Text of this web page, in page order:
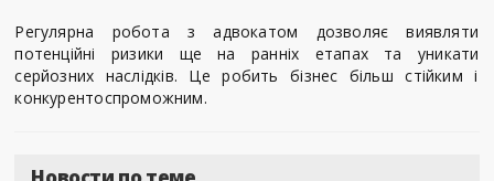
Регулярна робота з адвокатом дозволяє виявляти
потенційні ризики ще на ранніх етапах та уникати
серйозних наслідків. Це робить бізнес більш стійким і
конкурентоспроможним.